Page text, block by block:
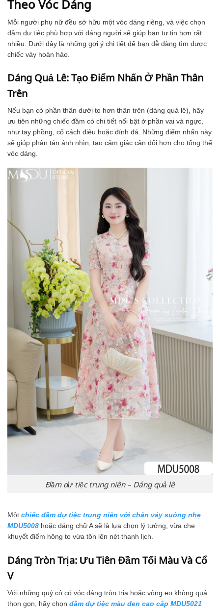
Mỗi người phụ nữ đều sở hữu một vóc dáng riêng, và việc chọn
đầm dự tiệc phù hợp với dáng người sẽ giúp bạn tự tin hơn rất
nhiều. Dưới đây là những gợi ý chi tiết để bạn dễ dàng tìm được
chiếc váy hoàn hảo.
Dáng Quả Lê: Tạo Điểm Nhấn Ở Phần Thân
Trên
Nếu bạn có phần thân dưới to hơn thân trên (dáng quả lê), hãy
ưu tiên những chiếc đầm có chi tiết nổi bật ở phần vai và ngực,
như tay phồng, cổ cách điệu hoặc đính đá. Những điểm nhấn này
sẽ giúp phân tán ánh nhìn, tạo cảm giác cân đối hơn cho tổng thể
vóc dáng.
Đầm dự tiệc trung niên – Dáng quả lê
Một chiếc đầm dự tiệc trung niên với chân váy suông nhẹ
MDU5008 hoặc dáng chữ A sẽ là lựa chọn lý tưởng, vừa che
khuyết điểm hông to vừa tôn lên nét thanh lịch.
Dáng Tròn Trịa: Ưu Tiên Đầm Tối Màu Và Cổ
V
Với những quý cô có vóc dáng tròn trịa hoặc vòng eo không quá
thon gọn, hãy chọn đầm dự tiệc màu đen cao cấp MDU5021